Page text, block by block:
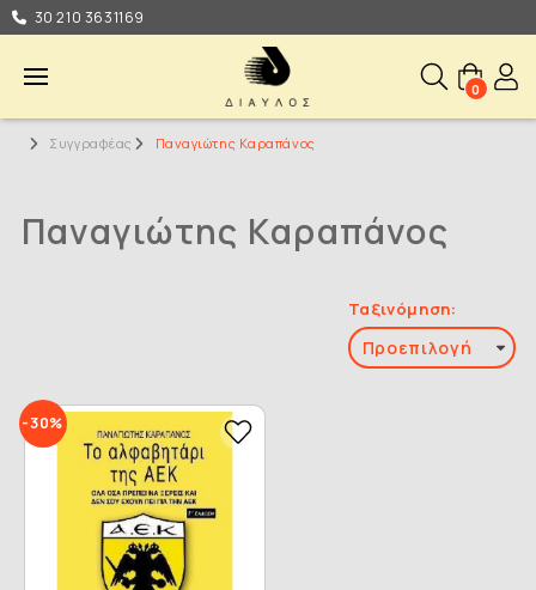
30 210 3631169
0
Συγγραφέας Παναγιώτης Καραπάνος
Παναγιώτης Καραπάνος
Ταξινόμηση:
-30%